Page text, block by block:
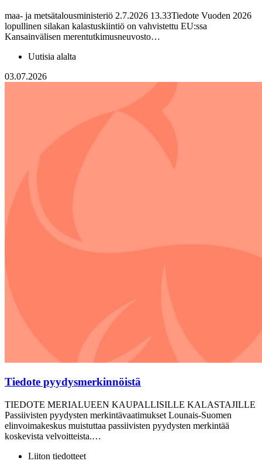
maa- ja metsätalousministeriö 2.7.2026 13.33Tiedote Vuoden 2026
lopullinen silakan kalastuskiintiö on vahvistettu EU:ssa
Kansainvälisen merentutkimusneuvosto…
Uutisia alalta
03.07.2026
Tiedote pyydysmerkinnöistä
TIEDOTE MERIALUEEN KAUPALLISILLE KALASTAJILLE
Passiivisten pyydysten merkintävaatimukset Lounais-Suomen
elinvoimakeskus muistuttaa passiivisten pyydysten merkintää
koskevista velvoitteista.…
Liiton tiedotteet